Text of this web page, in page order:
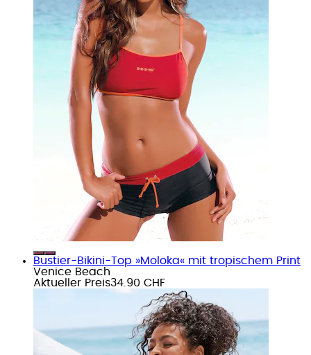
Bustier-Bikini-Top »Moloka« mit tropischem Print
Venice Beach
Aktueller Preis34.90 CHF